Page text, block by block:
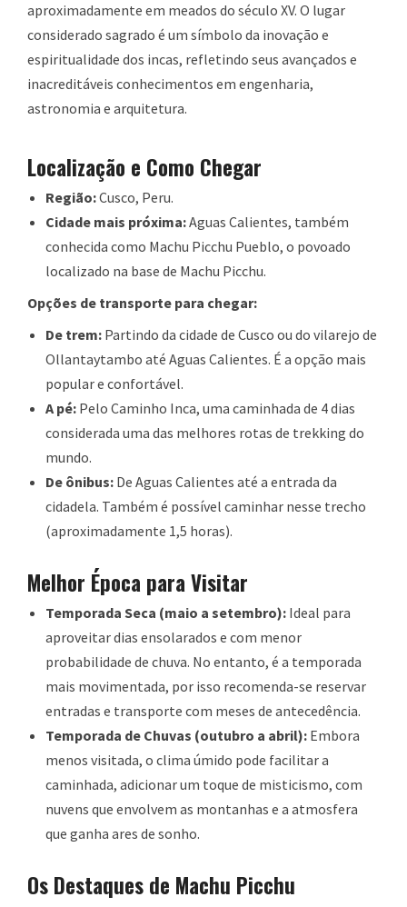
aproximadamente em meados do século XV. O lugar
considerado sagrado é um símbolo da inovação e
espiritualidade dos incas, refletindo seus avançados e
inacreditáveis conhecimentos em engenharia,
astronomia e arquitetura.
Localização e Como Chegar
Região:Cusco, Peru.
Cidade mais próxima:Aguas Calientes, também
conhecida como Machu Picchu Pueblo, o povoado
localizado na base de Machu Picchu.
Opções de transporte para chegar:
De trem: Partindo da cidade de Cusco ou do vilarejo de
Ollantaytambo até Aguas Calientes. É a opção mais
popular e confortável.
A pé: Pelo Caminho Inca, uma caminhada de 4 dias
considerada uma das melhores rotas de trekking do
mundo.
De ônibus: De Aguas Calientes até a entrada da
cidadela. Também é possível caminhar nesse trecho
(aproximadamente 1,5 horas).
Melhor Época para Visitar
Temporada Seca (maio a setembro): Ideal para
aproveitar dias ensolarados e com menor
probabilidade de chuva. No entanto, é a temporada
mais movimentada, por isso recomenda-se reservar
entradas e transporte com meses de antecedência.
Temporada de Chuvas (outubro a abril): Embora
menos visitada, o clima úmido pode facilitar a
caminhada, adicionar um toque de misticismo, com
nuvens que envolvem as montanhas e a atmosfera
que ganha ares de sonho.
Os Destaques de Machu Picchu